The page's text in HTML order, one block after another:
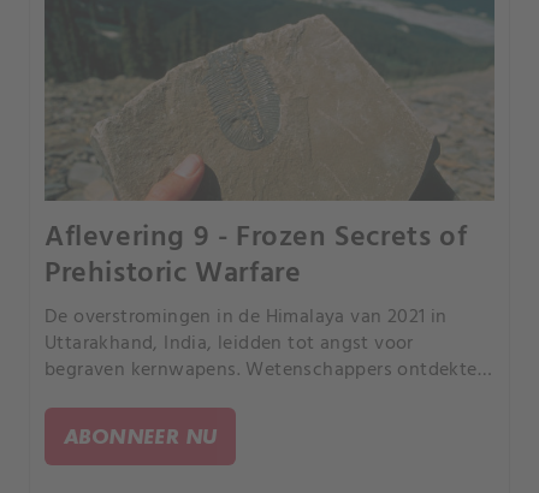
Aflevering 9 - Frozen Secrets of
Prehistoric Warfare
De overstromingen in de Himalaya van 2021 in
Uttarakhand, India, leidden tot angst voor
begraven kernwapens. Wetenschappers ontdekten
onthulden zo de milieu-impact van oude
geopolitieke spanningen.
ABONNEER NU